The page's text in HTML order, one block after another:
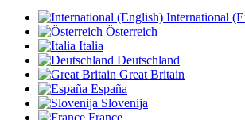
International
Österreich
Italia
Deutschland
Great Britain
España
Slovenija
France